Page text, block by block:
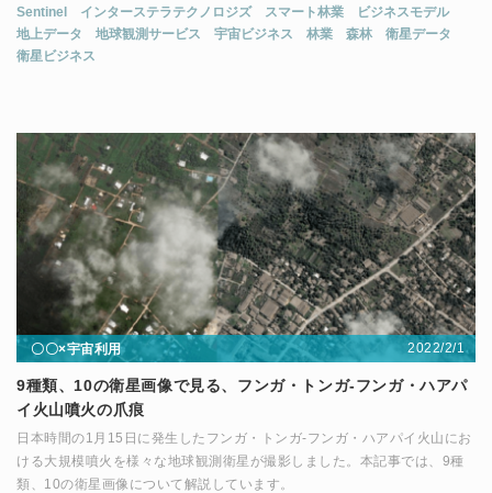
Sentinel インターステラテクノロジズ スマート林業
ビジネスモデル
地上データ
地球観測サービス 宇宙ビジネス 林業 森林
衛星データ
衛星ビジネス
〇〇×宇宙利用 2022/2/1
9種類、10の衛星画像で見る、フンガ・トンガ-フンガ・ハアパ
イ火山噴火の爪痕
日本時間の1月15日に発生したフンガ・トンガ-フンガ・ハアパイ火山にお
ける大規模噴火を様々な地球観測衛星が撮影しました。本記事では、9種
類、10の衛星画像について解説しています。